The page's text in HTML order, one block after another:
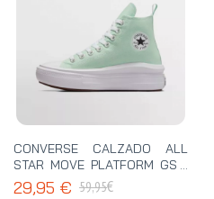
CONVERSE CALZADO ALL
STAR MOVE PLATFORM GS -
A06350C
29,95 € 59,95€